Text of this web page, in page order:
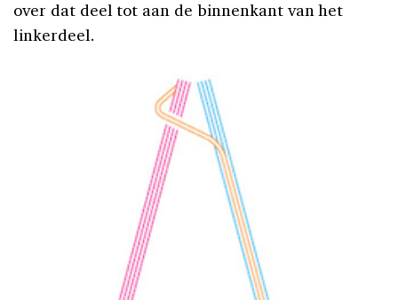
over dat deel tot aan de binnenkant van het
linkerdeel.